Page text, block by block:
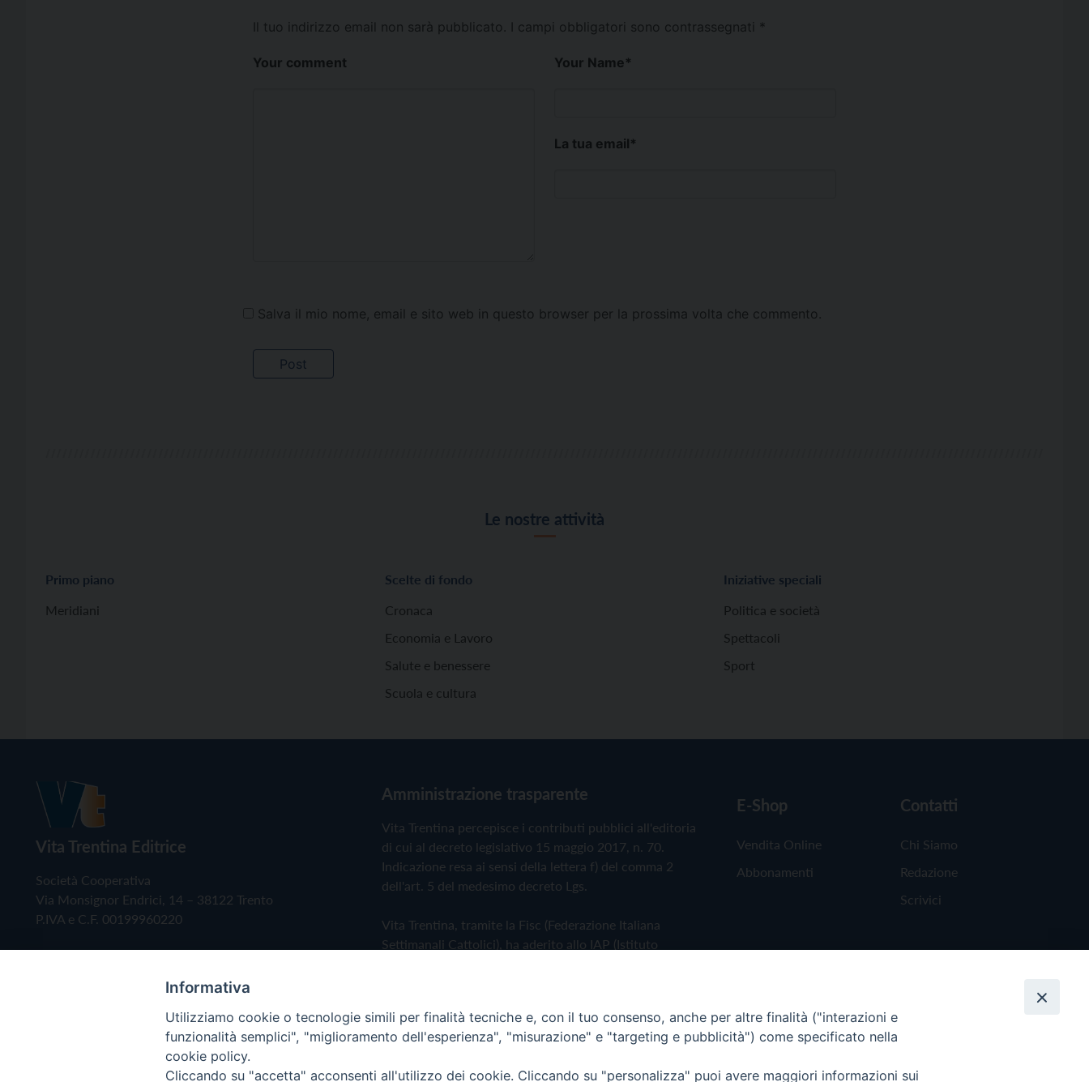
Il tuo indirizzo email non sarà pubblicato. I campi obbligatori sono contrassegnati *
Your comment Your Name*
La tua email*
Salva il mio nome, email e sito web in questo browser per la prossima volta che commento.
Le nostre attività
Primo piano
Meridiani
Scelte di fondo
Cronaca
Economia e Lavoro
Salute e benessere
Scuola e cultura
Iniziative speciali
Politica e società
Spettacoli
Sport
Vita Trentina Editrice
Società Cooperativa
Via Monsignor Endrici, 14 – 38122 Trento
P.IVA e C.F. 00199960220
Amministrazione trasparente
Vita Trentina percepisce i contributi pubblici all'editoria
di cui al decreto legislativo 15 maggio 2017, n. 70.
Indicazione resa ai sensi della lettera f) del comma 2
dell'art. 5 del medesimo decreto Lgs.
Vita Trentina, tramite la Fisc (Federazione Italiana
Settimanali Cattolici), ha aderito allo IAP (Istituto
Privacy Policy Cookie Policy
E-Shop
Vendita Online
Abbonamenti
Contatti
Chi Siamo
Redazione
Scrivici
Informativa
Utilizziamo cookie o tecnologie simili per finalità tecniche e, con il tuo consenso, anche per altre finalità ("interazioni e
funzionalità semplici", "miglioramento dell'esperienza", "misurazione" e "targeting e pubblicità") come specificato nella
cookie policy.
Cliccando su "accetta" acconsenti all'utilizzo dei cookie. Cliccando su "personalizza" puoi avere maggiori informazioni sui